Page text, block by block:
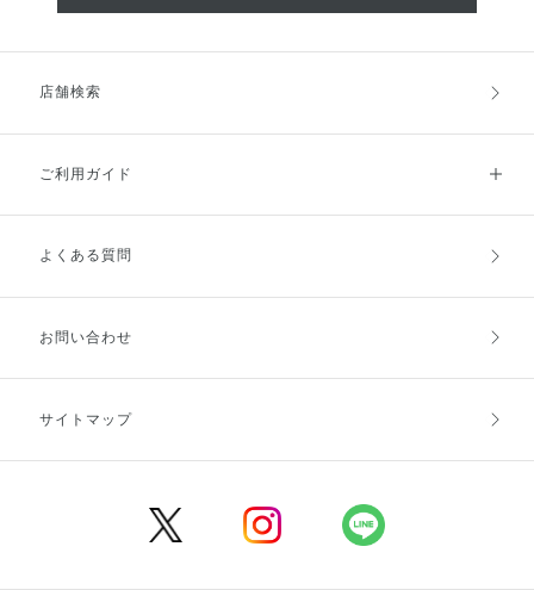
店舗検索
ご利用ガイド
ご利用ガイドトップ
お支払方法
キャンセル・返品・交換
よくある質問
お問い合わせ
サイトマップ